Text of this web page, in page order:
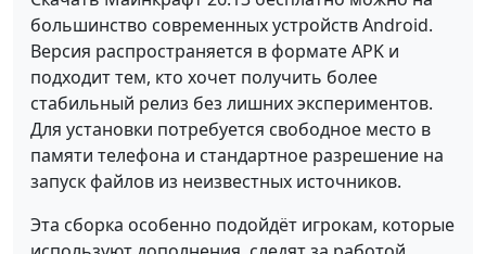
большинство современных устройств Android.
Версия распространяется в формате APK и
подходит тем, кто хочет получить более
стабильный релиз без лишних экспериментов.
Для установки потребуется свободное место в
памяти телефона и стандартное разрешение на
запуск файлов из неизвестных источников.
Эта сборка особенно подойдёт игрокам, которые